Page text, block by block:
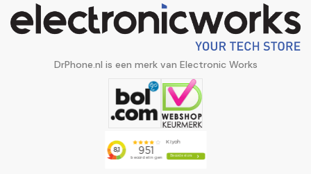
DrPhone.nl is een merk van Electronic Works